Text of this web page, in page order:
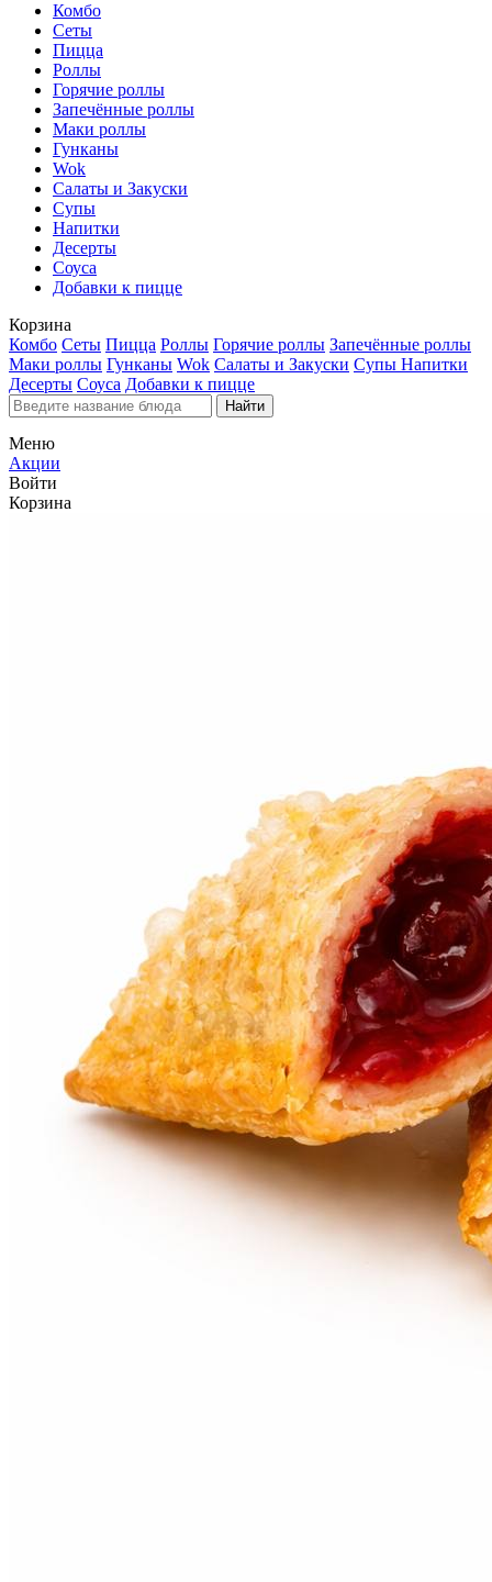
Комбо
Сеты
Пицца
Роллы
Горячие роллы
Запечённые роллы
Маки роллы
Гунканы
Wok
Салаты и Закуски
Супы
Напитки
Десерты
Соуса
Добавки к пицце
Корзина
Комбо Сеты Пицца Роллы Горячие роллы Запечённые роллы
Маки роллы Гунканы Wok Салаты и Закуски Супы Напитки
Десерты Соуса Добавки к пицце
Найти
Меню
Акции
Войти
Корзина